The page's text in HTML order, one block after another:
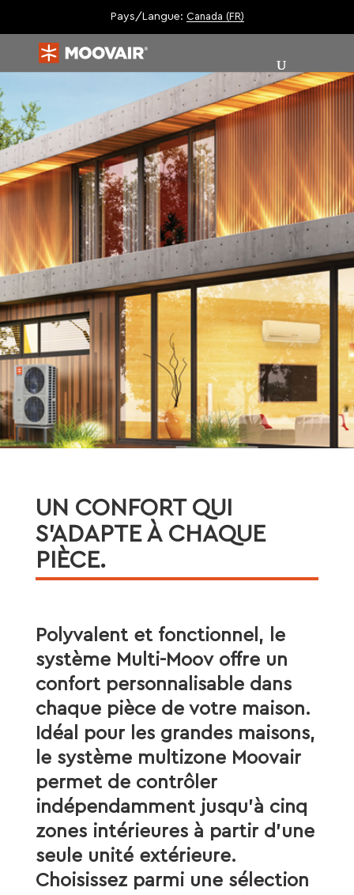
Pays/Langue: Canada (FR)
| |
UN CONFORT QUI
S’ADAPTE À CHAQUE
PIÈCE.
Polyvalent et fonctionnel, le
système Multi-Moov offre un
confort personnalisable dans
chaque pièce de votre maison.
Idéal pour les grandes maisons,
le système multizone Moovair
permet de contrôler
indépendamment jusqu’à cinq
zones intérieures à partir d’une
seule unité extérieure.
Choisissez parmi une sélection